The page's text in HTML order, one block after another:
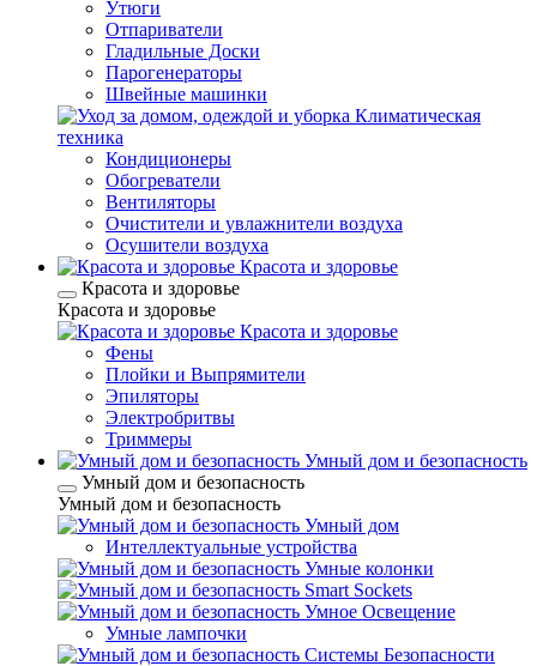
Утюги
Отпариватели
Гладильные Доски
Парогенераторы
Швейные машинки
Климатическая
техника
Кондиционеры
Обогреватели
Вентиляторы
Очистители и увлажнители воздуха
Осушители воздуха
Красота и здоровье
Красота и здоровье
Красота и здоровье
Красота и здоровье
Фены
Плойки и Выпрямители
Эпиляторы
Электробритвы
Триммеры
Умный дом и безопасность
Умный дом и безопасность
Умный дом и безопасность
Умный дом
Интеллектуальные устройства
Умные колонки
Smart Sockets
Умное Освещение
Умные лампочки
Системы Безопасности